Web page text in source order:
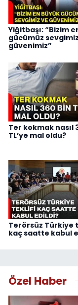
Yiğitbaşı: “Bizim
gücümüz
güvenimiz”
Ter kokmak nasıl
TL’ye mal oldu?
Terörsüz Türkiye
kaç saatte kabul
Özel Haber